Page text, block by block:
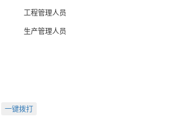
工程管理人员
生产管理人员
一键拨打